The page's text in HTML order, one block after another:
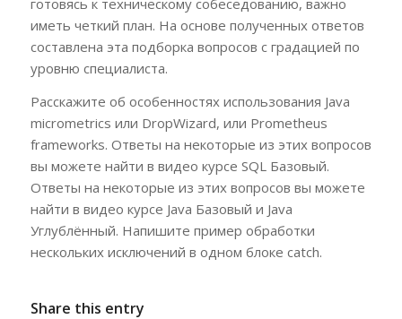
готовясь к техническому собеседованию, важно
иметь четкий план. На основе полученных ответов
составлена эта подборка вопросов с градацией по
уровню специалиста.
Расскажите об особенностях использования Java
micrometrics или DropWizard, или Prometheus
frameworks. Ответы на некоторые из этих вопросов
вы можете найти в видео курсе SQL Базовый.
Ответы на некоторые из этих вопросов вы можете
найти в видео курсе Java Базовый и Java
Углублённый. Напишите пример обработки
нескольких исключений в одном блоке catch.
Share this entry